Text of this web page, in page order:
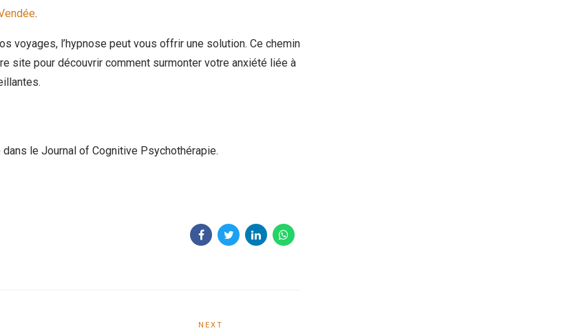
.
voyages, l’hypnose peut vous offrir une solution. Ce chemin
site pour découvrir comment surmonter votre anxiété liée à
le Journal of Cognitive Psychothérapie.
NEXT